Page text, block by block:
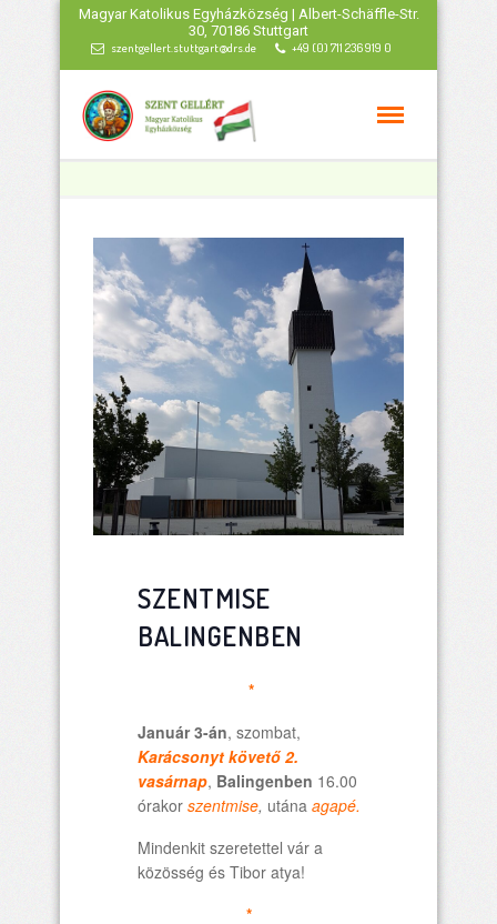
Magyar Katolikus Egyházközség | Albert-Schäffle-Str.
30, 70186 Stuttgart
szentgellert.stuttgart@drs.de +49 (0) 711 236 919 0
SZENTMISE
BALINGENBEN
*
Január 3-án, szombat,
Karácsonyt követő 2.
vasárnap, Balingenben 16.00
órakor szentmise, utána agapé.
Mindenkit szeretettel vár a
közösség és Tibor atya!
*